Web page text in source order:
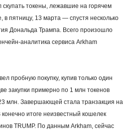
токены, лежавшие на горячем
в пятницу, 13 марта — спустя несколько
Дональда Трампа. Всего произошло
сервиса Arkham
пробную покупку, купив только один
закупки примерно по 1 млн токенов
млн. Завершающей стала транзакция на
итоге неизвестный кошелек
TRUMP. По данным Arkham, сейчас